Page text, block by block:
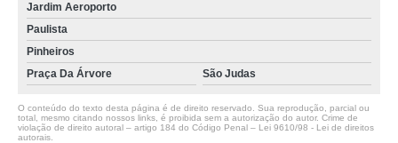
Jardim Aeroporto
Paulista
Pinheiros
Praça Da Árvore
São Judas
O conteúdo do texto desta página é de direito reservado. Sua reprodução, parcial ou
total, mesmo citando nossos links, é proibida sem a autorização do autor. Crime de
violação de direito autoral – artigo 184 do Código Penal – Lei 9610/98 - Lei de direitos
autorais